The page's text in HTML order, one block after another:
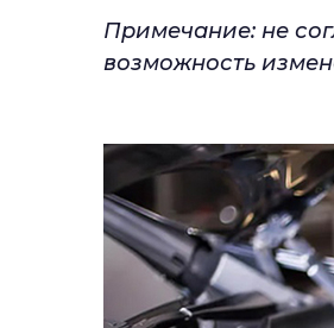
Примечание: не
возможность